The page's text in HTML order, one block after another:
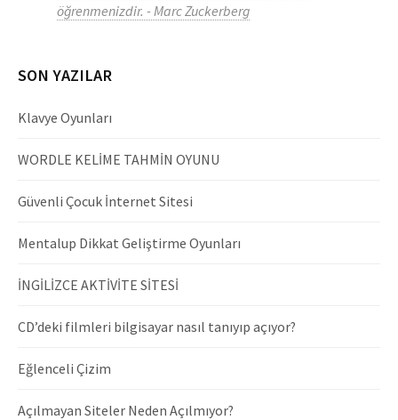
öğrenmenizdir. - Marc Zuckerberg
SON YAZILAR
Klavye Oyunları
WORDLE KELİME TAHMİN OYUNU
Güvenli Çocuk İnternet Sitesi
Mentalup Dikkat Geliştirme Oyunları
İNGİLİZCE AKTİVİTE SİTESİ
CD’deki filmleri bilgisayar nasıl tanıyıp açıyor?
Eğlenceli Çizim
Açılmayan Siteler Neden Açılmıyor?